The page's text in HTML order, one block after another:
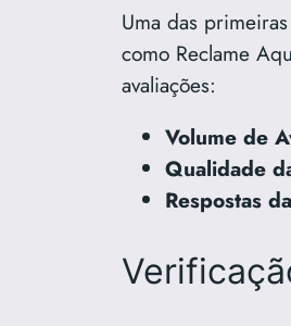
Uma das
como Reclame
avaliações:
Volume de
Qualidade
Respostas